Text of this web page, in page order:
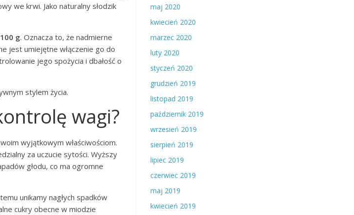
we krwi. Jako naturalny słodzik
100 g. Oznacza to, że nadmierne
jest umiejętne włączenie go do
jego spożycia i dbałość o
stylem życia.
wagi?
wyjątkowym właściwościom.
za uczucie sytości. Wyższy
głodu, co ma ogromne
unikamy nagłych spadków
cukry obecne w miodzie
maj 2020
kwiecień 2020
marzec 2020
luty 2020
styczeń 2020
grudzień 2019
listopad 2019
październik 2019
wrzesień 2019
sierpień 2019
lipiec 2019
czerwiec 2019
maj 2019
kwiecień 2019